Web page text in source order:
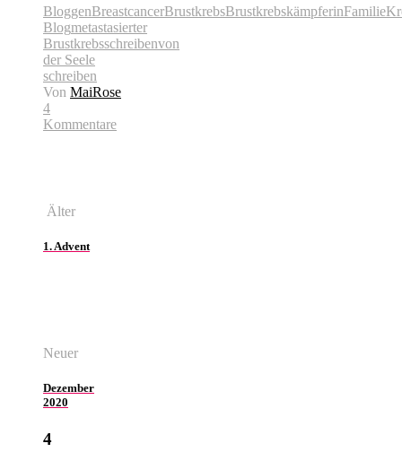
BloggenBreastcancerBrustkrebsBrustkrebskämpferinFamilie
Blogmetastasierter
Brustkrebsschreibenvon
der Seele
schreiben
Von MaiRose
4
Kommentare
Älter
1. Advent
Neuer
Dezember
2020
4